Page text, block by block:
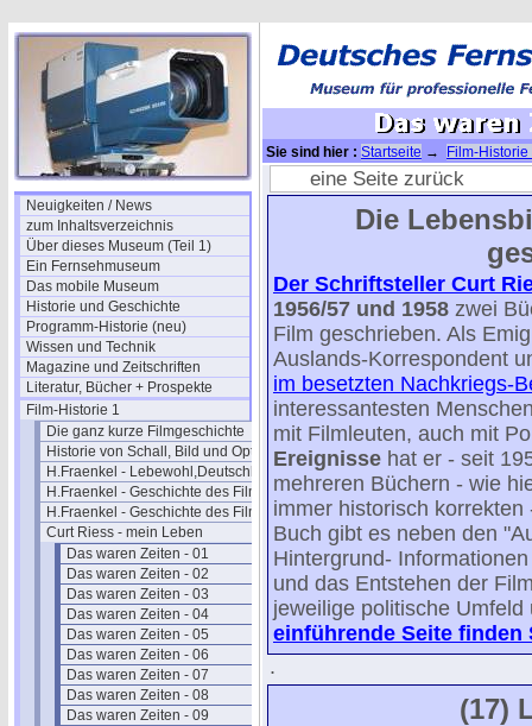
Neuigkeiten / News
zum Inhaltsverzeichnis
Über dieses Museum (Teil 1)
Ein Fernsehmuseum
Das mobile Museum
Historie und Geschichte
Programm-Historie (neu)
Wissen und Technik
Magazine und Zeitschriften
Literatur, Bücher + Prospekte
Film-Historie 1
Die ganz kurze Filmgeschichte
Historie von Schall, Bild und Optik
H.Fraenkel - Lebewohl,Deutschland
H.Fraenkel - Geschichte des Films 1
H.Fraenkel - Geschichte des Films 2
Curt Riess - mein Leben
Das waren Zeiten - 01
Das waren Zeiten - 02
Das waren Zeiten - 03
Das waren Zeiten - 04
Das waren Zeiten - 05
Das waren Zeiten - 06
Das waren Zeiten - 07
Das waren Zeiten - 08
Das waren Zeiten - 09
Sie sind hier : Startseite → Film-Historie
eine Seite zurück
Die
Der Schriftsteller Curt
1956/57 und 1958 zwei
Film geschrieben. Als
Auslands-Korrespondent
im besetzten Nachkriegs-
interessantesten
mit Filmleuten, auch mit
Ereignisse hat er - seit
mehreren Büchern - wie
immer historisch
Buch gibt es neben den
Hintergrund-
und das Entstehen der
jeweilige politische
einführende Seite finden
.
(17)